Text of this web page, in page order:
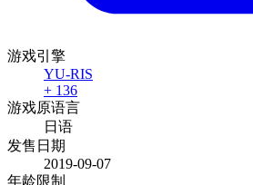
游戏引擎
YU-RIS
+ 136
游戏原语言
日语
发售日期
2019-09-07
年龄限制